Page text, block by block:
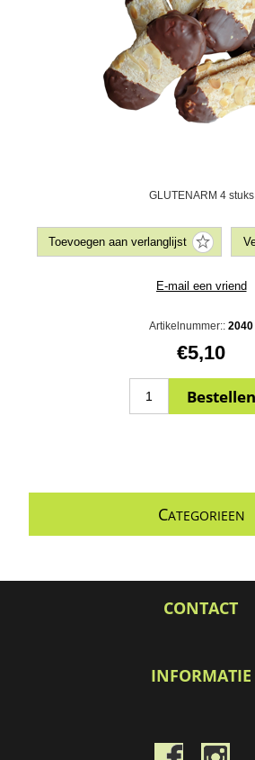
GLUTENARM 4 stuks
Artikelnummer:: 2040
€5,10
CATEGORIEEN
CONTACT
INFORMATIE